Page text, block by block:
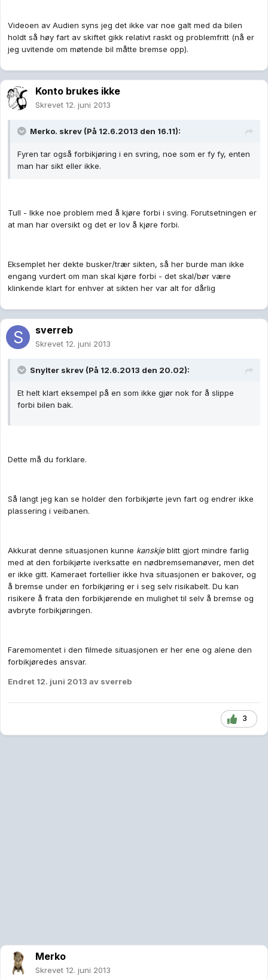
Videoen av Audien syns jeg det ikke var noe galt med da bilen
holdt så høy fart av skiftet gikk relativt raskt og problemfritt (nå er
jeg uvitende om møtende bil måtte bremse opp).
Konto brukes ikke
Skrevet 12. juni 2013
Merko. skrev (På 12.6.2013 den 16.11):
Fyren tar også forbikjøring i en svring, noe som er fy fy, enten
man har sikt eller ikke.
Tull - Ikke noe problem med å kjøre forbi i sving. Forutsetningen er
at man har oversikt og det er lov å kjøre forbi.
Eksemplet her dekte busker/trær sikten, så her burde man ikke
engang vurdert om man skal kjøre forbi - det skal/bør være
klinkende klart for enhver at sikten her var alt for dårlig
sverreb
Skrevet 12. juni 2013
Snylter skrev (På 12.6.2013 den 20.02):
Et helt klart eksempel på en som ikke gjør nok for å slippe
forbi bilen bak.
Dette må du forklare.
Så langt jeg kan se holder den forbikjørte jevn fart og endrer ikke
plassering i veibanen.
Akkurat denne situasjonen kunne kanskje blitt gjort mindre farlig
med at den forbikjørte iverksatte en nødbremsemanøver, men det
er ikke gitt. Kameraet fortellier ikke hva situasjonen er bakover, og
å bremse under en forbikjøring er i seg selv risikabelt. Du kan
risikere å frata den forbikjørende en mulighet til selv å bremse og
avbryte forbikjøringen.
Faremomentet i den filmede situasjonen er her ene og alene den
forbikjøredes ansvar.
Endret 12. juni 2013 av sverreb
3
Merko
Skrevet 12. juni 2013